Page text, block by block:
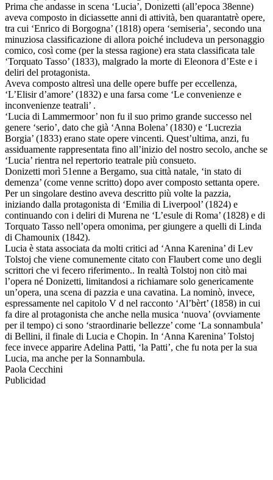
Prima che andasse in scena ‘Lucia’, Donizetti (all’epoca 38enne)
aveva composto in diciassette anni di attività, ben quarantatrè opere,
tra cui ‘Enrico di Borgogna’ (1818) opera ‘semiseria’, secondo una
minuziosa classificazione di allora poiché includeva un personaggio
comico, così come (per la stessa ragione) era stata classificata tale
‘Torquato Tasso’ (1833), malgrado la morte di Eleonora d’Este e i
deliri del protagonista.
Aveva composto altresì una delle opere buffe per eccellenza,
‘L’Elisir d’amore’ (1832) e una farsa come ‘Le convenienze e
inconvenienze teatrali’ .
‘Lucia di Lammermoor’ non fu il suo primo grande successo nel
genere ‘serio’, dato che già ‘Anna Bolena’ (1830) e ‘Lucrezia
Borgia’ (1833) erano state opere vincenti. Quest’ultima, anzi, fu
assiduamente rappresentata fino all’inizio del nostro secolo, anche se
‘Lucia’ rientra nel repertorio teatrale più consueto.
Donizetti morì 51enne a Bergamo, sua città natale, ‘in stato di
demenza’ (come venne scritto) dopo aver composto settanta opere.
Per un singolare destino aveva descritto più volte la pazzia,
iniziando dalla protagonista di ‘Emilia di Liverpool’ (1824) e
continuando con i deliri di Murena ne ‘L’esule di Roma’ (1828) e di
Torquato Tasso nell’opera omonima, per giungere a quelli di Linda
di Chamounix (1842).
Lucia è stata associata da molti critici ad ‘Anna Karenina’ di Lev
Tolstoj che viene comunemente citato con Flaubert come uno degli
scrittori che vi fecero riferimento.. In realtà Tolstoj non citò mai
l’opera né Donizetti, limitandosi a richiamare solo genericamente
un’opera, una scena di pazzia e una cavatina. La nominò, invece,
espressamente nel capitolo V d nel racconto ‘Al’bèrt’ (1858) in cui
fa dire al protagonista che anche nella musica ‘nuova’ (ovviamente
per il tempo) ci sono ‘straordinarie bellezze’ come ‘La sonnambula’
di Bellini, il finale di Lucia e Chopin. In ‘Anna Karenina’ Tolstoj
fece invece apparire Adelina Patti, ‘la Patti’, che fu nota per la sua
Lucia, ma anche per la Sonnambula.
Paola Cecchini
Publicidad